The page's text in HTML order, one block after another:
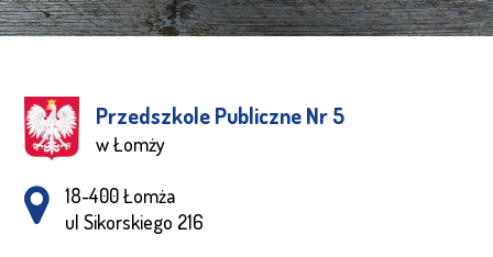
Przedszkole Publiczne Nr 5
w Łomży
Adres pocztowy:
18-400 Łomża
ul Sikorskiego 216